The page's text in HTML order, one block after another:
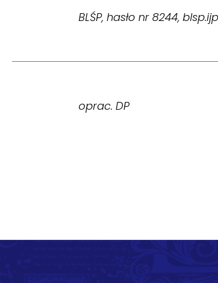
BLŚP, hasło nr 8244,
oprac. DP